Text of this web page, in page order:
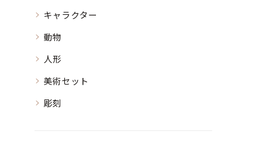
キャラクター
動物
人形
美術セット
彫刻